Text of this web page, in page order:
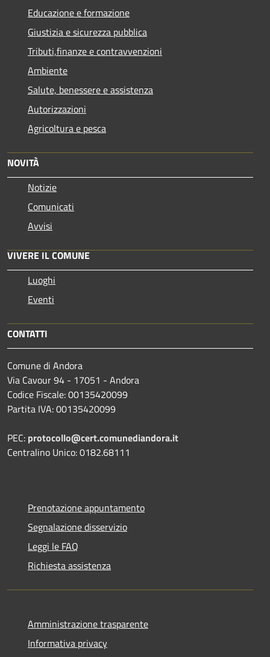
Educazione e formazione
Giustizia e sicurezza pubblica
Tributi,finanze e contravvenzioni
Ambiente
Salute, benessere e assistenza
Autorizzazioni
Agricoltura e pesca
NOVITÀ
Notizie
Comunicati
Avvisi
VIVERE IL COMUNE
Luoghi
Eventi
CONTATTI
Comune di Andora
Via Cavour 94 - 17051 - Andora
Codice Fiscale: 00135420099
Partita IVA: 00135420099
PEC: protocollo@cert.comunediandora.it
Centralino Unico: 0182.68111
Prenotazione appuntamento
Segnalazione disservizio
Leggi le FAQ
Richiesta assistenza
Amministrazione trasparente
Informativa privacy